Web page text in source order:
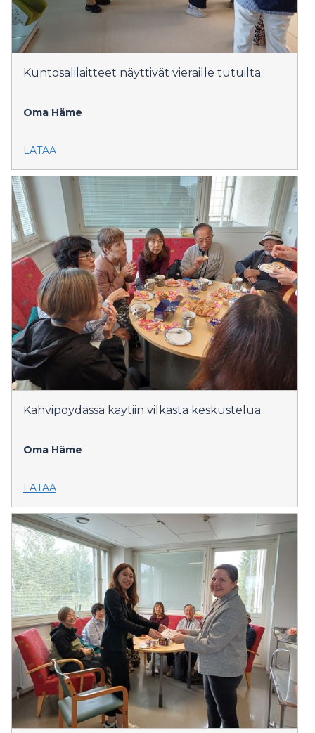
Kuntosalilaitteet näyttivät vieraille tutuilta.
Oma Häme
LATAA
Kahvipöydässä käytiin vilkasta keskustelua.
Oma Häme
LATAA